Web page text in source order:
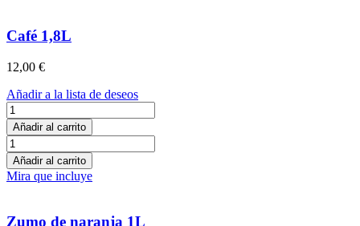
Café 1,8L
12,00 €
Añadir a la lista de deseos
Café
1,8L
cantidad
Añadir al carrito
Café
1,8L
cantidad
Añadir al carrito
Mira que incluye
Zumo de naranja 1L